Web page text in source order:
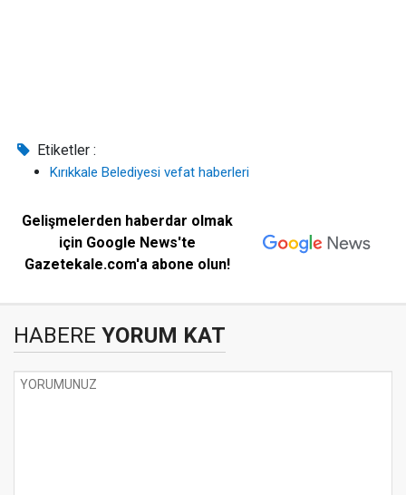
Etiketler :
Kırıkkale Belediyesi vefat haberleri
Gelişmelerden haberdar olmak
için Google News'te
Gazetekale.com'a abone olun!
HABERE YORUM KAT